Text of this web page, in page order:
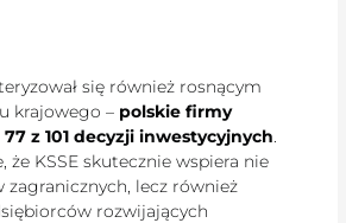
się również rosnącym
krajowego – polskie firmy
z 101 decyzji inwestycyjnych
że KSSE skutecznie wspiera nie
lecz również
rozwijających